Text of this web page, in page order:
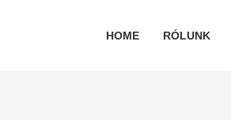
HOME RÓLUNK